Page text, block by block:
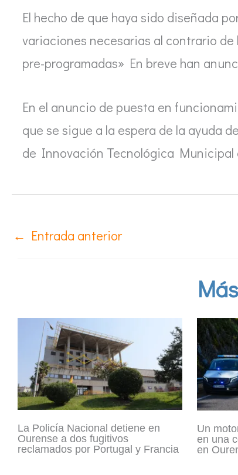
El hecho de que haya sido diseñada
variaciones necesarias al contrario
pre-programadas» En breve han
En el anuncio de puesta en
que se sigue a la espera de la ayuda
de Innovación Tecnológica
← Entrada anterior
La Policía Nacional detiene en
Ourense a dos fugitivos
reclamados por Portugal y Francia
Un
en una
en